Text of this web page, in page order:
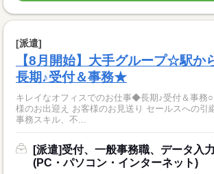
[派遣]
【8月開始】大手グループ☆駅
長期♪受付＆事務★
キレイなオフィスでのお仕事◆長期♪受付＆事務
様のお出迎え お客様のお見送り セールスへの引
事務スキル、不...
[派遣]受付、一般事務職、データ入
(PC・パソコン・インターネット)